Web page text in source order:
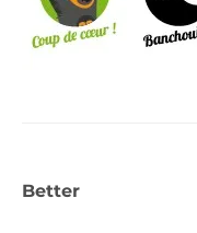
Better